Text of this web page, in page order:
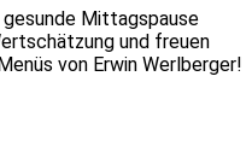
Mittagspause
und freuen
von Erwin Werlberger!